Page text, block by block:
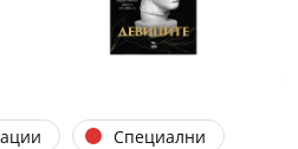
Специални